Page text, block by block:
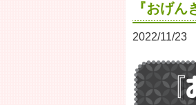
『おげ
2022/11/23